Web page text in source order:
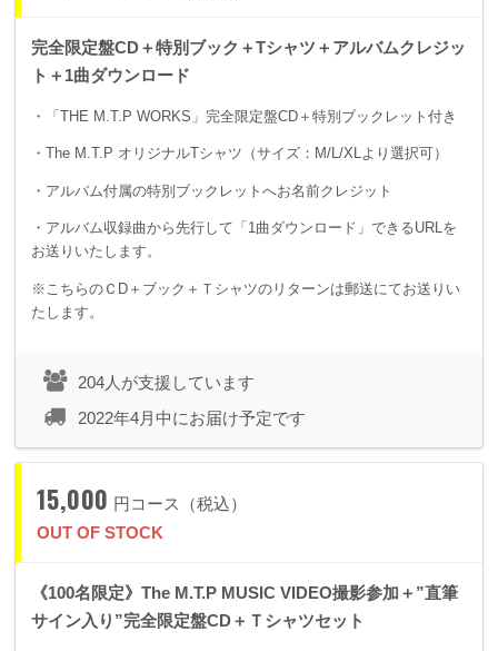
完全限定盤CD＋特別ブック＋Tシャツ＋アルバムクレジッ
ト＋1曲ダウンロード
・「THE M.T.P WORKS」完全限定盤CD＋特別ブックレット付き
・The M.T.P オリジナルTシャツ（サイズ：M/L/XLより選択可）
・アルバム付属の特別ブックレットへお名前クレジット
・アルバム収録曲から先行して「1曲ダウンロード」できるURLを
お送りいたします。
※こちらのＣD＋ブック＋Ｔシャツのリターンは郵送にてお送りい
たします。
204人が支援しています
2022年4月中にお届け予定です
15,000 円コース（税込）
OUT OF STOCK
《100名限定》The M.T.P MUSIC VIDEO撮影参加＋”直筆
サイン入り”完全限定盤CD＋Ｔシャツセット